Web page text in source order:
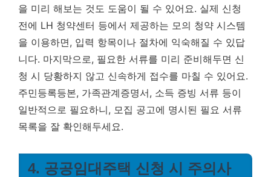
을 미리 해보는 것도 도움이 될 수 있어요. 실제 신청
전에 LH 청약센터 등에서 제공하는 모의 청약 시스템
을 이용하면, 입력 항목이나 절차에 익숙해질 수 있답
니다. 마지막으로, 필요한 서류를 미리 준비해두면 신
청 시 당황하지 않고 신속하게 접수를 마칠 수 있어요.
주민등록등본, 가족관계증명서, 소득 증빙 서류 등이
일반적으로 필요하니, 모집 공고에 명시된 필요 서류
목록을 잘 확인해두세요.
4. 공공임대주택 신청 시 주의사